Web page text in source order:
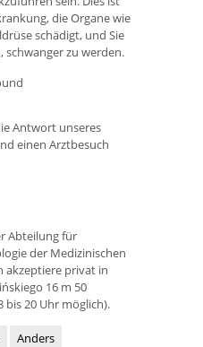
die Organe wie
schädigt, und Sie
schwanger zu werden.
Antwort unseres
einen Arztbesuch
Abteilung für
der Medizinischen
akzeptiere privat in
16 m 50
bis 20 Uhr möglich).
Anders